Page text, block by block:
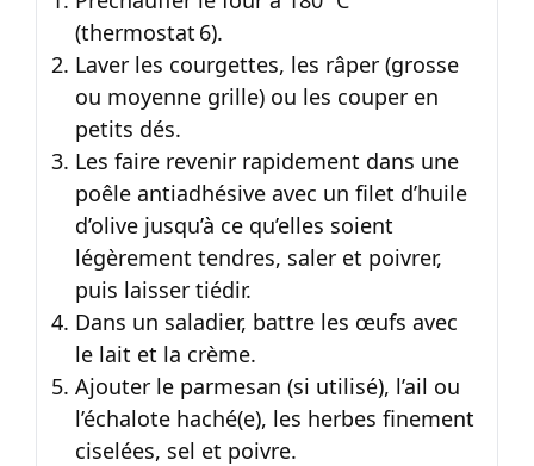
(thermostat 6).
Laver les courgettes, les râper (grosse
ou moyenne grille) ou les couper en
petits dés.
Les faire revenir rapidement dans une
poêle antiadhésive avec un filet d’huile
d’olive jusqu’à ce qu’elles soient
légèrement tendres, saler et poivrer,
puis laisser tiédir.
Dans un saladier, battre les œufs avec
le lait et la crème.
Ajouter le parmesan (si utilisé), l’ail ou
l’échalote haché(e), les herbes finement
ciselées, sel et poivre.